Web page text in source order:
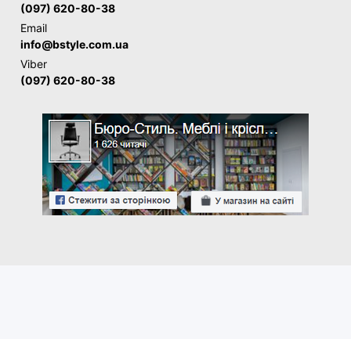
(097) 620-80-38
Email
info@bstyle.com.ua
Viber
(097) 620-80-38